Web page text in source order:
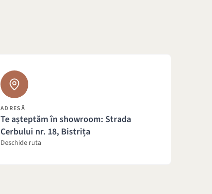
ADRESĂ
Te așteptăm în showroom: Strada
Cerbului nr. 18, Bistrița
Deschide ruta